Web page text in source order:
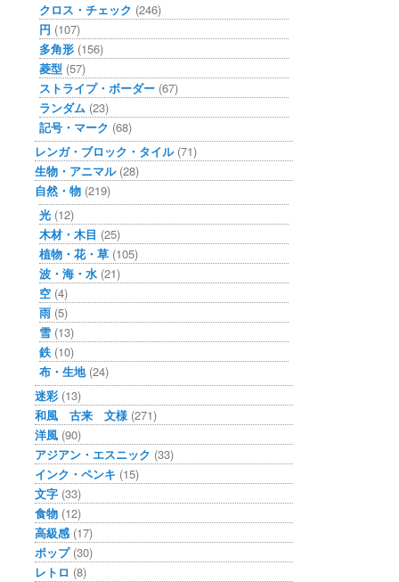
クロス・チェック (246)
円 (107)
多角形 (156)
菱型 (57)
ストライプ・ボーダー (67)
ランダム (23)
記号・マーク (68)
レンガ・ブロック・タイル(71)
生物・アニマル(28)
自然・物 (219)
光 (12)
木材・木目 (25)
植物・花・草 (105)
波・海・水 (21)
空 (4)
雨 (5)
雪 (13)
鉄 (10)
布・生地(24)
迷彩 (13)
和風 古来 文様 (271)
洋風 (90)
アジアン・エスニック (33)
インク・ペンキ (15)
文字 (33)
食物 (12)
高級感 (17)
ポップ(30)
レトロ (8)